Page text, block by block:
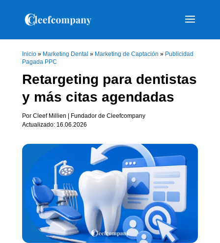
Inicio» Marketing Dental » Marketing de Captación » Publicidad
Pagada PPC
Retargeting para dentistas
y más citas agendadas
Por Cleef Millien | Fundador de Cleefcompany
Actualizado: 16.06.2026